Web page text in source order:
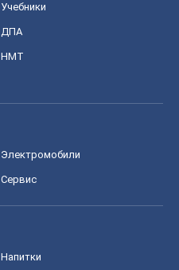
Учебники
ДПА
НМТ
Электромобили
Сервис
Напитки